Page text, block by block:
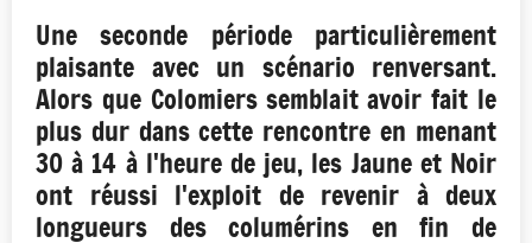
Une seconde période particulièrement
plaisante avec un scénario renversant.
Alors que Colomiers semblait avoir fait le
plus dur dans cette rencontre en menant
30 à 14 à l'heure de jeu, les Jaune et Noir
ont réussi l'exploit de revenir à deux
longueurs des columérins en fin de